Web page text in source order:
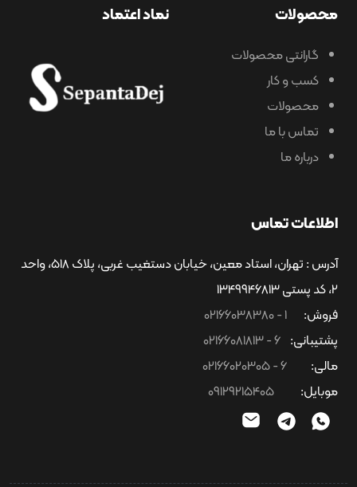
محصولات
گارانتی محصولات
کسب و کار
محصولات
تماس با ما
درباره ما
نماد اعتماد
اطلاعات تماس
آدرس : تهران، استاد معین، خیابان دستغیب غربی، پلاک 518، واحد
2، کد پستی 1349946813
فروش: 1 - 02166038380
پشتیبانی:
مالی:
موبایل: 09129215405